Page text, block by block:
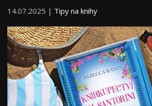
14.07.2025 | Tipy na knihy